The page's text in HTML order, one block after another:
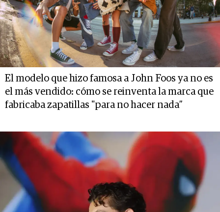
El modelo que hizo famosa a John Foos ya no es
el más vendido: cómo se reinventa la marca que
fabricaba zapatillas "para no hacer nada”